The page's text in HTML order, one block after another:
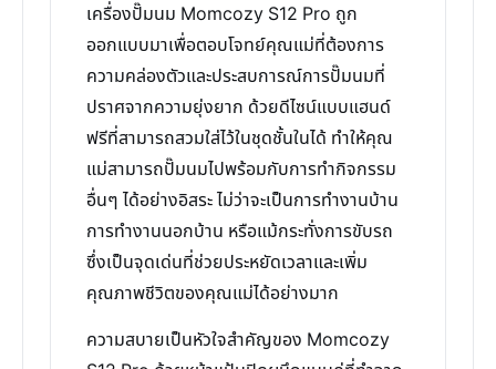
เครื่องปั๊มนม Momcozy S12 Pro ถูก
ออกแบบมาเพื่อตอบโจทย์คุณแม่ที่ต้องการ
ความคล่องตัวและประสบการณ์การปั๊มนมที่
ปราศจากความยุ่งยาก ด้วยดีไซน์แบบแฮนด์
ฟรีที่สามารถสวมใส่ไว้ในชุดชั้นในได้ ทำให้คุณ
แม่สามารถปั๊มนมไปพร้อมกับการทำกิจกรรม
อื่นๆ ได้อย่างอิสระ ไม่ว่าจะเป็นการทำงานบ้าน
การทำงานนอกบ้าน หรือแม้กระทั่งการขับรถ
ซึ่งเป็นจุดเด่นที่ช่วยประหยัดเวลาและเพิ่ม
คุณภาพชีวิตของคุณแม่ได้อย่างมาก
ความสบายเป็นหัวใจสำคัญของ Momcozy